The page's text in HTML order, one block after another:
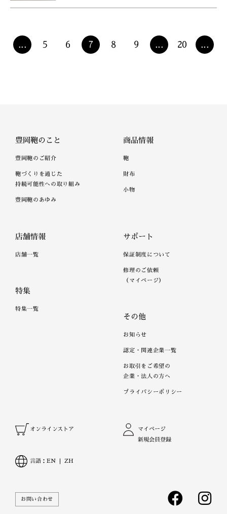
... 5 6 7 8 9 ... 20 ...
豊岡鞄のこと
豊岡鞄のご紹介
鞄づくりを通じた
持続可能性への取り組み
豊岡鞄のあゆみ
商品情報
鞄
財布
小物
店舗情報
店舗一覧
特集
特集一覧
サポート
保証制度について
修理のご依頼
（マイページ）
その他
お知らせ
認定・関連企業一覧
お取引をご希望の
企業・法人の方へ
プライバシーポリシー
オンラインストア
マイページ
新規会員登録
言語： EN ZH
お問い合わせ